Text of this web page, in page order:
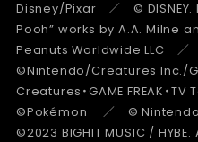
Disney/Pixar ／ © DISNEY.
Pooh” works by A.A. Milne
Peanuts Worldwide LLC
©Nintendo/Creatures Inc./
Creatures・GAME FREAK・TV
©Pokémon ／ ©
©2023 BIGHIT MUSIC /